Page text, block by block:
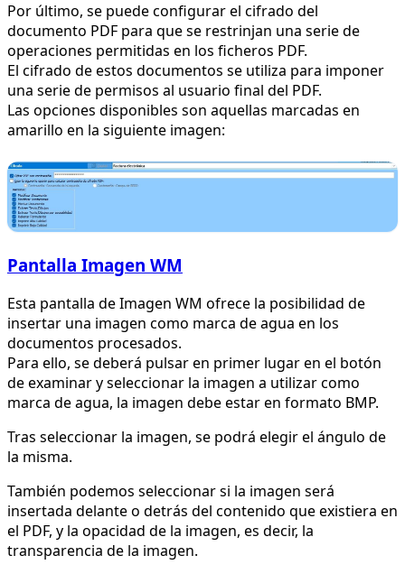
Por último, se puede configurar el cifrado del
documento PDF para que se restrinjan una serie de
operaciones permitidas en los ficheros PDF.
El cifrado de estos documentos se utiliza para imponer
una serie de permisos al usuario final del PDF.
Las opciones disponibles son aquellas marcadas en
amarillo en la siguiente imagen:
Pantalla Imagen WM
Esta pantalla de Imagen WM ofrece la posibilidad de
insertar una imagen como marca de agua en los
documentos procesados.
Para ello, se deberá pulsar en primer lugar en el botón
de examinar y seleccionar la imagen a utilizar como
marca de agua, la imagen debe estar en formato BMP.
Tras seleccionar la imagen, se podrá elegir el ángulo de
la misma.
También podemos seleccionar si la imagen será
insertada delante o detrás del contenido que existiera en
el PDF, y la opacidad de la imagen, es decir, la
transparencia de la imagen.